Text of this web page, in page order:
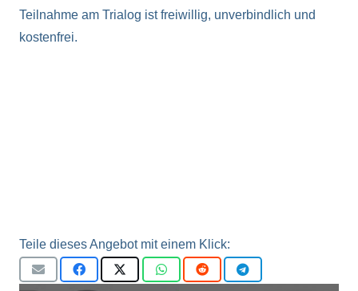
Teilnahme am Trialog ist freiwillig, unverbindlich und
kostenfrei.
Teile dieses Angebot mit einem Klick: